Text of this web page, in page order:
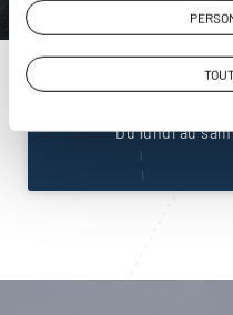
Construisez votre
01 85
Du lundi au